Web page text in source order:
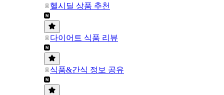
헬시딜 상품 추천
다이어트 식품 리뷰
식품&간식 정보 공유